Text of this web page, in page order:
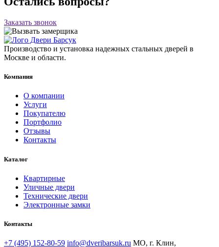
Заказать звонок
Производство и установка надежных стальных дверей в
Москве и области.
Компания
О компании
Услуги
Покупателю
Портфолио
Отзывы
Контакты
Каталог
Квартирные
Уличные двери
Технические двери
Электронные замки
Контакты
+7 (495) 152-80-59 info@dveribarsuk.ru МО, г. Клин,